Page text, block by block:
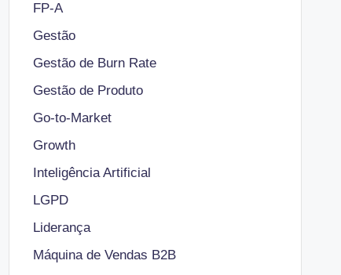
FP-A
Gestão
Gestão de Burn Rate
Gestão de Produto
Go-to-Market
Growth
Inteligência Artificial
LGPD
Liderança
Máquina de Vendas B2B